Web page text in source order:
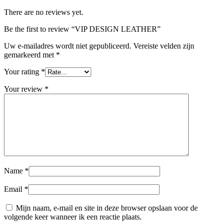
There are no reviews yet.
Be the first to review “VIP DESIGN LEATHER”
Uw e-mailadres wordt niet gepubliceerd. Vereiste velden zijn
gemarkeerd met *
Your rating *
Your review *
Name *
Email *
Mijn naam, e-mail en site in deze browser opslaan voor de
volgende keer wanneer ik een reactie plaats.